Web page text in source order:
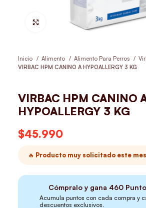
Hacer Zoom
Inicio Alimento Alimento Para Perros
VIRBAC HPM CANINO A HYPOALLERGY 3 KG
VIRBAC HPM CANINO
HYPOALLERGY 3 KG
$45.990
🔥 Producto muy solicitado este mes
Cómpralo y gana 460
Acumula puntos con cada compra y
descuentos exclusivos.